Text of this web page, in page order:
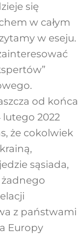
się
w całym
w eseju.
od końca
lutego 2022
że cokolwiek
sąsiada,
żadnego
z państwami
Europy